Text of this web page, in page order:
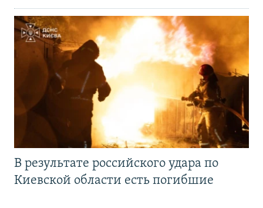
В результате российского удара по
Киевской области есть погибшие